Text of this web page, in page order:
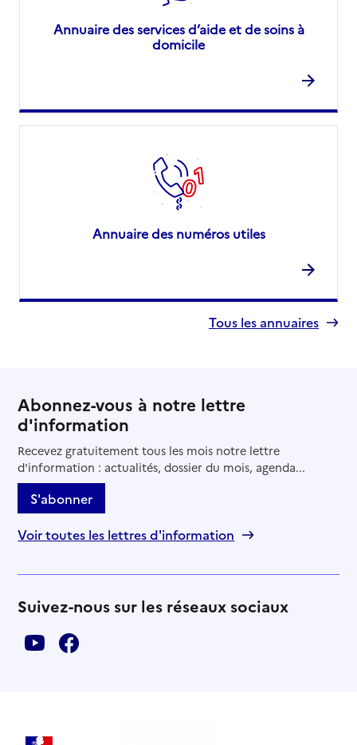
Annuaire des services d’aide et de soins à
domicile
Annuaire des numéros utiles
Tous les annuaires
Abonnez-vous à notre lettre
d'information
Recevez gratuitement tous les mois notre lettre
d'information : actualités, dossier du mois, agenda...
S'abonner
Voir toutes les lettres d'information
Suivez-nous sur les réseaux sociaux